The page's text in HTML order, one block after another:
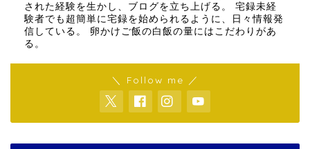
された経験を生かし、ブログを立ち上げる。 宅録未経
験者でも超簡単に宅録を始められるように、日々情報発
信している。 卵かけご飯の白飯の量にはこだわりがあ
る。
＼ Follow me ／